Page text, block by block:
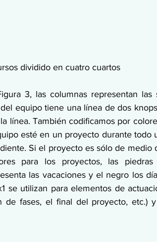
dividido en cuatro cuartos
3, las columnas representan las
equipo tiene una línea de dos
línea. También codificamos por
esté en un proyecto durante todo
Si el proyecto es sólo de medio
para los proyectos, las piedras
las vacaciones y el negro los
se utilizan para elementos de
de fases, el final del proyecto, etc.)